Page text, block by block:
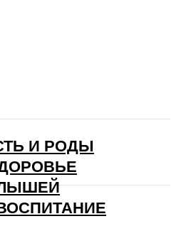
И РОДЫ